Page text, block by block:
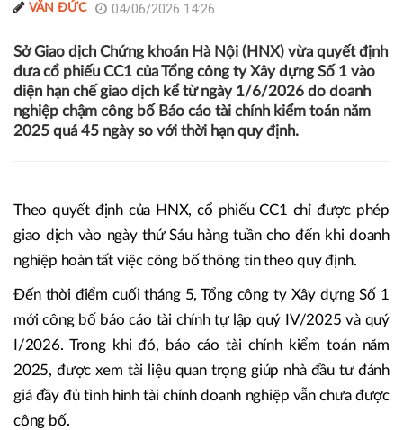
VĂN ĐỨC 04/06/2026 14:26
Sở Giao dịch Chứng khoán Hà Nội (HNX) vừa quyết định
đưa cổ phiếu CC1 của Tổng công ty Xây dựng Số 1 vào
diện hạn chế giao dịch kể từ ngày 1/6/2026 do doanh
nghiệp chậm công bố Báo cáo tài chính kiểm toán năm
2025 quá 45 ngày so với thời hạn quy định.
Theo quyết định của HNX, cổ phiếu CC1 chỉ được phép
giao dịch vào ngày thứ Sáu hàng tuần cho đến khi doanh
nghiệp hoàn tất việc công bố thông tin theo quy định.
Đến thời điểm cuối tháng 5, Tổng công ty Xây dựng Số 1
mới công bố báo cáo tài chính tự lập quý IV/2025 và quý
I/2026. Trong khi đó, báo cáo tài chính kiểm toán năm
2025, được xem tài liệu quan trọng giúp nhà đầu tư đánh
giá đầy đủ tình hình tài chính doanh nghiệp vẫn chưa được
công bố.